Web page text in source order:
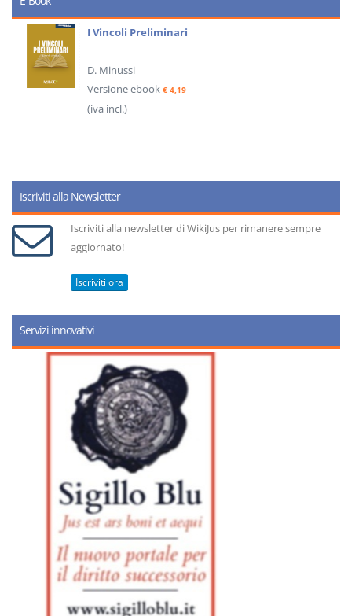
I Vincoli Preliminari
D. Minussi
Versione ebook € 4,19
(iva incl.)
Iscriviti alla Newsletter
Iscriviti alla newsletter di WikiJus per rimanere sempre
aggiornato!
Iscriviti ora
Servizi innovativi